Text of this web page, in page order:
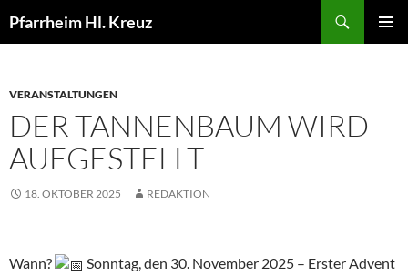
Inhalt
Pfarrheim Hl. Kreuz
VERANSTALTUNGEN
DER TANNENBAUM WIRD
AUFGESTELLT
18. OKTOBER 2025 REDAKTION
Wann? Sonntag, den 30. November 2025 – Erster Advent